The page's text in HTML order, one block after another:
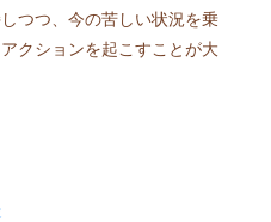
つつ、今の苦しい状況を乗
クションを起こすことが大